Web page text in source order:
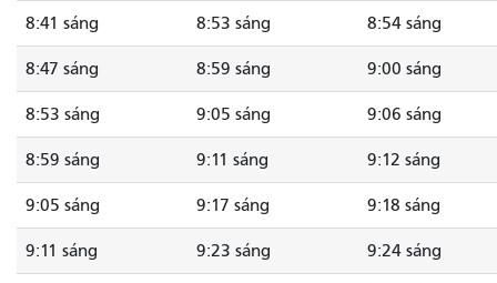
8:41 sáng 8:53 sáng 8:54 sáng
8:47 sáng 8:59 sáng 9:00 sáng
8:53 sáng 9:05 sáng 9:06 sáng
8:59 sáng 9:11 sáng 9:12 sáng
9:05 sáng 9:17 sáng 9:18 sáng
9:11 sáng 9:23 sáng 9:24 sáng